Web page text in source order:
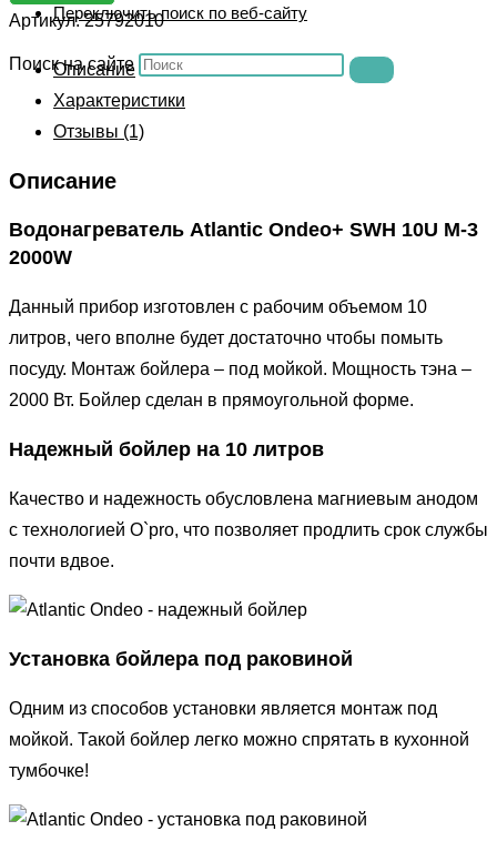
Переключить поиск по веб-сайту
Поиск на сайте
Артикул:25792010
Описание
Характеристики
Отзывы (1)
Описание
Водонагреватель Atlantic Ondeo+ SWH 10U M-3
2000W
Данный прибор изготовлен с рабочим объемом 10
литров, чего вполне будет достаточно чтобы помыть
посуду. Монтаж бойлера – под мойкой. Мощность тэна –
2000 Вт. Бойлер сделан в прямоугольной форме.
Надежный бойлер на 10 литров
Качество и надежность обусловлена магниевым анодом
с технологией O`pro, что позволяет продлить срок службы
почти вдвое.
Установка бойлера под раковиной
Одним из способов установки является монтаж под
мойкой. Такой бойлер легко можно спрятать в кухонной
тумбочке!